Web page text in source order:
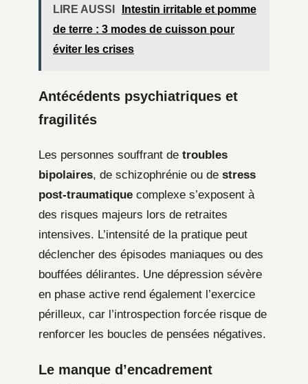
LIRE AUSSI
Intestin irritable et pomme
de terre : 3 modes de cuisson pour
éviter les crises
Antécédents psychiatriques et
fragilités
Les personnes souffrant de troubles
bipolaires, de schizophrénie ou de stress
post-traumatique complexe s’exposent à
des risques majeurs lors de retraites
intensives. L’intensité de la pratique peut
déclencher des épisodes maniaques ou des
bouffées délirantes. Une dépression sévère
en phase active rend également l’exercice
périlleux, car l’introspection forcée risque de
renforcer les boucles de pensées négatives.
Le manque d’encadrement